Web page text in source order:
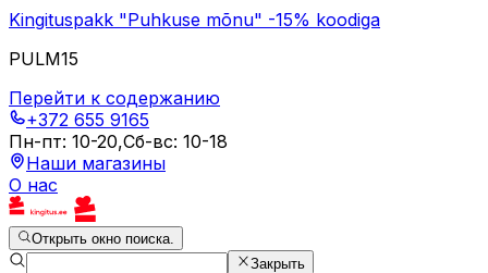
Kingituspakk "Puhkuse mõnu" -15% koodiga
PULM15
Перейти к содержанию
+372 655 9165
Пн-пт: 10-20,Сб-вс: 10-18
Наши магазины
О нас
Открыть окно поиска.
Закрыть